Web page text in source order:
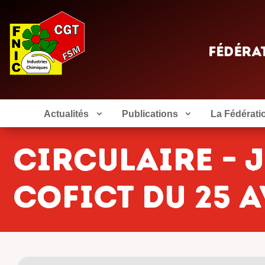
Actualités Publications La
Circulaire –
COFICT du 25